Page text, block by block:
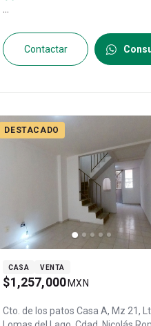
...
Contactar
DESTACADO
CASA VENTA
$1,257,000 MXN
Cto. de los patos Casa A, Mz 21,